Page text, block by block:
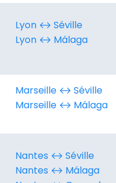
Lyon ↔︎ Séville
Lyon ↔︎ Málaga
Marseille ↔︎ Séville
Marseille ↔︎ Málaga
Nantes ↔︎ Séville
Nantes ↔︎ Málaga